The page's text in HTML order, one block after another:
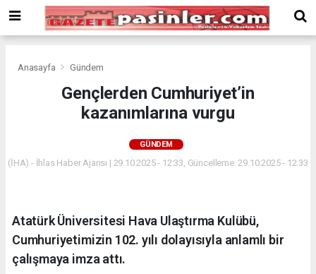
Bonusu
Veren
deneme
siteler
Veren
Anasayfa Gündem
Gençlerden Cumhuriyet’in
kazanımlarına vurgu
GÜNDEM
(İHA) - İhlas Haber Ajansı | 29.10.2025 - 12:33, Güncelleme: 29.10.2025 - 12:33
Atatürk Üniversitesi Hava Ulaştırma Kulübü,
Cumhuriyetimizin 102. yılı dolayısıyla anlamlı bir
çalışmaya imza attı.